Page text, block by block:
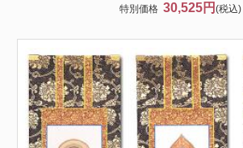
特別価格 30,525円(税込)